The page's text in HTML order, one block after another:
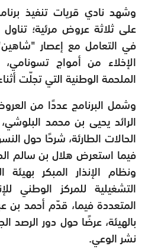
وشهد نادي قريات تنفيذ
على ثلاثة عروض مرئية؛
في التعامل مع إعصار
الإخلاء من أمواج
الملحمة الوطنية التي تجلّت
وشمل البرنامج عددًا من
الرائد يحيى بن محمد
الحالات الطارئة، شرحًا حول
فيما استعرض هلال بن سالم
ونظام الإنذار المبكر بهيئة
التشغيلية للمركز الوطني
المتعددة فيما، قدّم أحمد بن
بالهيئة، عرضًا حول دور
نشر الوعي.